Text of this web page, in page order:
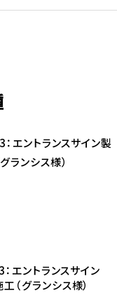
エントランスサイン
（グランシス様）